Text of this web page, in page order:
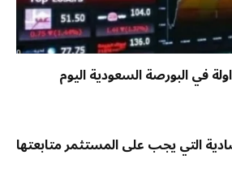
في البورصة السعودية اليوم
التي يجب على المستثمر متابعتها